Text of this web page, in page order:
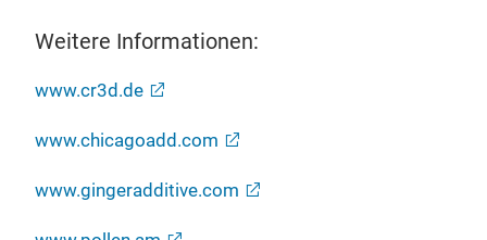
Weitere Informationen:
www.cr3d.de
www.chicagoadd.com
www.gingeradditive.com